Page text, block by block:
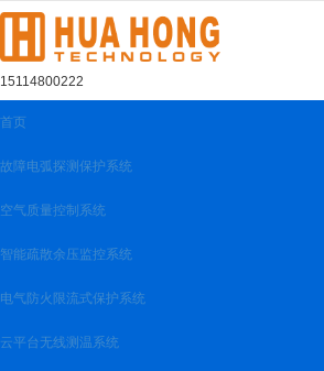
15114800222
首页
故障电弧探测保护系统
空气质量控制系统
智能疏散余压监控系统
电气防火限流式保护系统
云平台无线测温系统